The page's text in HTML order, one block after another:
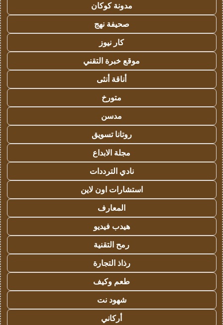
مدونة كوكان
صحيفة نهج
كار نيوز
موقع خبرة التقني
أناقة أنثى
متورخ
مدسن
روتانا تسويق
مجلة الابداع
نادي الترددات
استشارات اون لاين
المعارف
هيدب فيديو
رمح التقنية
رذاذ التجارة
طعم وكيف
شهود نت
أركاني